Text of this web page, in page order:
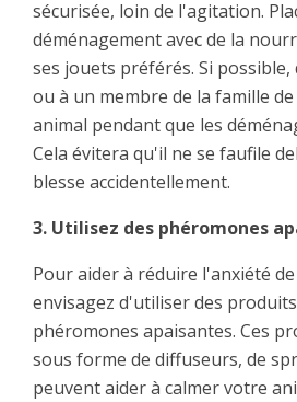
sécurisée, loin de l'agitation.
déménagement avec de la
ses jouets préférés. Si possible,
ou à un membre de la famille
animal pendant que les
Cela évitera qu'il ne se faufile
blesse accidentellement.
3. Utilisez des phéromones
Pour aider à réduire l'anxiété
envisagez d'utiliser des
phéromones apaisantes. Ces
sous forme de diffuseurs, de
peuvent aider à calmer votre